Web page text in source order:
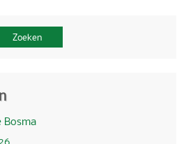
Zoeken
Bosma